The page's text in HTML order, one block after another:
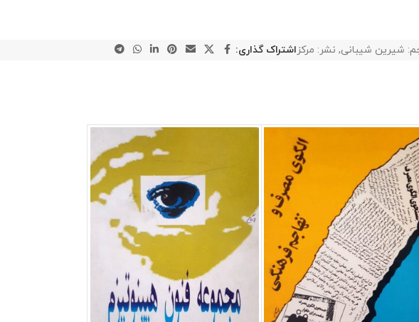
شیرین شیبانی, نشر: مرکز اشتراک گذاری: